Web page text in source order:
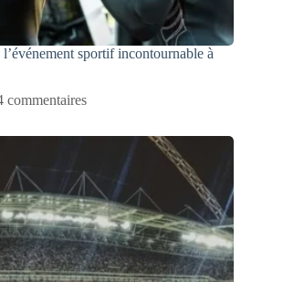
sportif incontournable à
commentaires